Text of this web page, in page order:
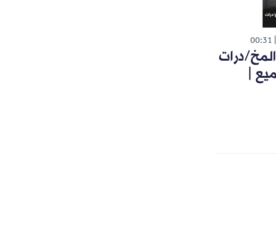
00:31
درات
|